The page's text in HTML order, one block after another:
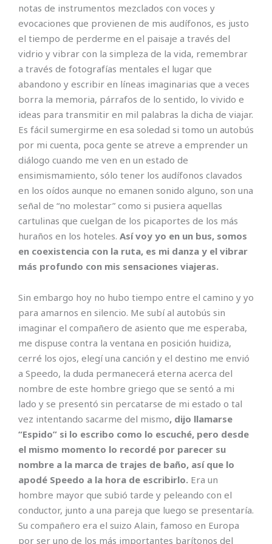
notas de instrumentos mezclados con voces y
evocaciones que provienen de mis audífonos, es justo
el tiempo de perderme en el paisaje a través del
vidrio y vibrar con la simpleza de la vida, remembrar
a través de fotografías mentales el lugar que
abandono y escribir en líneas imaginarias que a veces
borra la memoria, párrafos de lo sentido, lo vivido e
ideas para transmitir en mil palabras la dicha de viajar.
Es fácil sumergirme en esa soledad si tomo un autobús
por mi cuenta, poca gente se atreve a emprender un
diálogo cuando me ven en un estado de
ensimismamiento, sólo tener los audífonos clavados
en los oídos aunque no emanen sonido alguno, son una
señal de “no molestar” como si pusiera aquellas
cartulinas que cuelgan de los picaportes de los más
huraños en los hoteles. Así voy yo en un bus, somos
en coexistencia con la ruta, es mi danza y el vibrar
más profundo con mis sensaciones viajeras.
Sin embargo hoy no hubo tiempo entre el camino y yo
para amarnos en silencio. Me subí al autobús sin
imaginar el compañero de asiento que me esperaba,
me dispuse contra la ventana en posición huidiza,
cerré los ojos, elegí una canción y el destino me envió
a Speedo, la duda permanecerá eterna acerca del
nombre de este hombre griego que se sentó a mi
lado y se presentó sin percatarse de mi estado o tal
vez intentando sacarme del mismo, dijo llamarse
“Espido” si lo escribo como lo escuché, pero desde
el mismo momento lo recordé por parecer su
nombre a la marca de trajes de baño, así que lo
apodé Speedo a la hora de escribirlo. Era un
hombre mayor que subió tarde y peleando con el
conductor, junto a una pareja que luego se presentaría.
Su compañero era el suizo Alain, famoso en Europa
por ser uno de los más importantes barítonos del